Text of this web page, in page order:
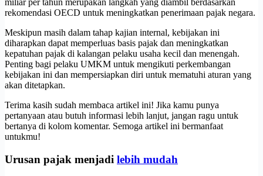
miliar per tahun merupakan langkah yang diambil berdasarkan
rekomendasi OECD untuk meningkatkan penerimaan pajak negara.
Meskipun masih dalam tahap kajian internal, kebijakan ini
diharapkan dapat memperluas basis pajak dan meningkatkan
kepatuhan pajak di kalangan pelaku usaha kecil dan menengah.
Penting bagi pelaku UMKM untuk mengikuti perkembangan
kebijakan ini dan mempersiapkan diri untuk mematuhi aturan yang
akan ditetapkan.
Terima kasih sudah membaca artikel ini! Jika kamu punya
pertanyaan atau butuh informasi lebih lanjut, jangan ragu untuk
bertanya di kolom komentar. Semoga artikel ini bermanfaat
untukmu!
Urusan pajak menjadi lebih mudah